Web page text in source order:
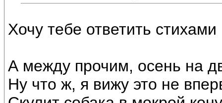
Хочу тебе ответить
А между прочим, осень на
Ну что ж, я вижу это не